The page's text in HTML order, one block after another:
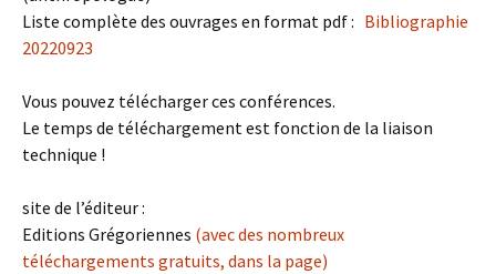
Liste complète des ouvrages en format pdf : Bibliographie
20220923
Vous pouvez télécharger ces conférences.
Le temps de téléchargement est fonction de la liaison
technique !
site de l’éditeur :
Editions Grégoriennes (avec des nombreux
téléchargements gratuits, dans la page)